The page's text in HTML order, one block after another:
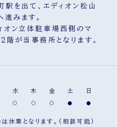
駅を出て、エディオン松山
進みます。
オン立体駐車場西側のマ
2階が当事務所となります。
水 木 金 土 日
休業となります。(相談可能)